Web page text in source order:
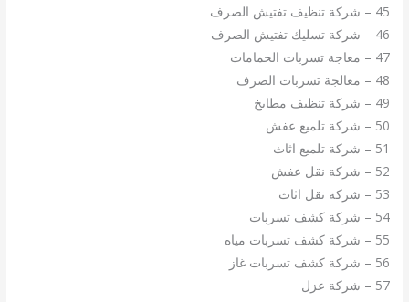
45 – شركة تنظيف تفتيش الصرف
46 – شركة تسليك تفتيش الصرف
47 – معاجة تسربات الحمامات
48 – معالجة تسربات الصرف
49 – شركة تنظيف مطابخ
50 – شركة تلميع عفش
51 – شركة تلميع اثاث
52 – شركة نقل عفش
53 – شركة نقل اثاث
54 – شركة كشف تسربات
55 – شركة كشف تسربات مياه
56 – شركة كشف تسربات غاز
57 – شركة عزل